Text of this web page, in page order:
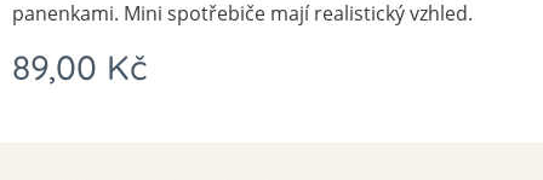
panenkami. Mini spotřebiče mají realistický vzhled.
89,00 Kč